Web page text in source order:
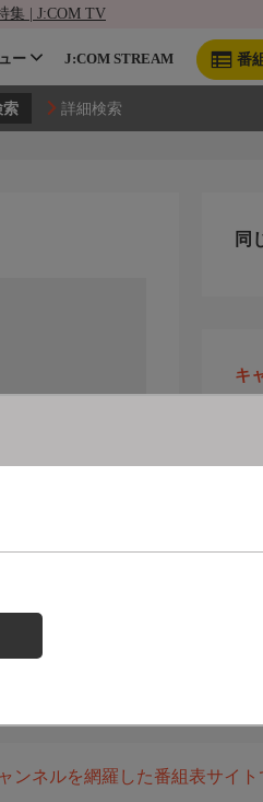
集 | J:COM TV
番
ー J:COM STREAM
詳細検索
同
キ
ンネルを網羅した番組表サイト